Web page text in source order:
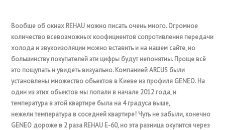
Вообще об окнах REHAU можно писать очень много. Огромное
количество всевозможных коофициентов сопротивления передачи
холода и звукоизоляции можно вставить и на нашем сайте, но
большинству покупателей эти цифры будут непонятны. Проще всё
это пощупать и увидеть визуально. Компанией ARCUS были
установлены множество обьектов в Киеве из профиля GENEO. На
один из этих обьектов мы попали в начале 2012 года, и
температура в этой квартире была на 4 градуса выше,
нежели температура в соседней квартире! Чуть не забыли, конечно
GENEO дороже в 2 раза REHAU E-60, но эта разница окупится через